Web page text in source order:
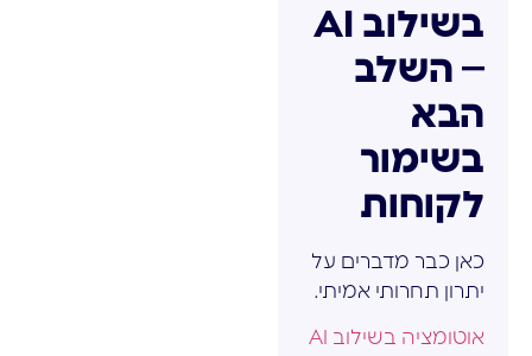
בשילוב AI
– השלב
הבא
בשימור
לקוחות
כאן כבר מדברים על
יתרון תחרותי אמיתי.
אוטומציה בשילוב AI